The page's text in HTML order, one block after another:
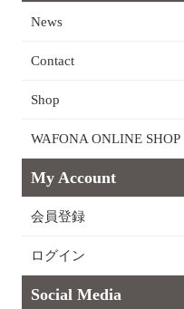
News
Contact
Shop
WAFONA ONLINE SHOP
My Account
会員登録
ログイン
Social Media